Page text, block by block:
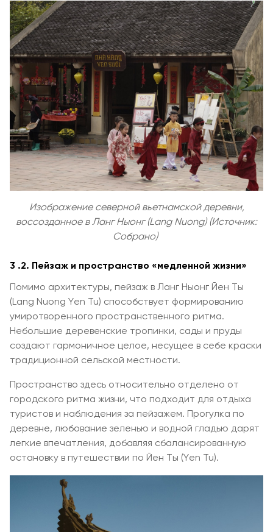
Изображение северной вьетнамской деревни,
воссозданное в Ланг Ныонг (Lang Nuong) (Источник:
Собрано)
3 .2. Пейзаж и пространство «медленной жизни»
Помимо архитектуры, пейзаж в Ланг Ныонг Йен Ты
(Lang Nuong Yen Tu) способствует формированию
умиротворенного пространственного ритма.
Небольшие деревенские тропинки, сады и пруды
создают гармоничное целое, несущее в себе краски
традиционной сельской местности.
Пространство здесь относительно отделено от
городского ритма жизни, что подходит для отдыха
туристов и наблюдения за пейзажем. Прогулка по
деревне, любование зеленью и водной гладью дарят
легкие впечатления, добавляя сбалансированную
остановку в путешествии по Йен Ты (Yen Tu).